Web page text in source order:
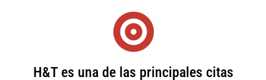
H&T es una de las principales citas